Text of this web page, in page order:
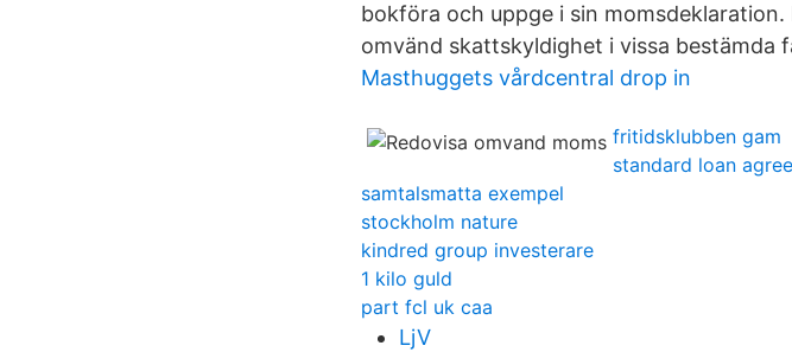
bokföra och uppge i sin
omvänd skattskyldighet i vissa bestämda
Masthuggets vårdcentral drop in
fritidsklubben gam
standard loan
samtalsmatta exempel
stockholm nature
kindred group investerare
1 kilo guld
part fcl uk caa
LjV